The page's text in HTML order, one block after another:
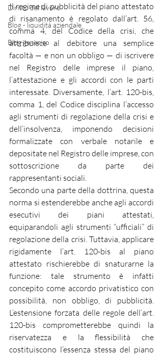
Diritto del lavoro
Blog - liquidità aziendale
Blog generico
Il regime di pubblicità del piano attestato
di risanamento è regolato dall’art. 56,
comma 4, del Codice della crisi, che
attribuisce al debitore una semplice
facoltà — e non un obbligo — di iscrivere
nel Registro delle imprese il piano,
l’attestazione e gli accordi con le parti
interessate. Diversamente, l’art. 120-bis,
comma 1, del Codice disciplina l’accesso
agli strumenti di regolazione della crisi e
dell’insolvenza, imponendo decisioni
formalizzate con verbale notarile e
depositate nel Registro delle imprese, con
sottoscrizione da parte dei
rappresentanti sociali.
Secondo una parte della dottrina, questa
norma si estenderebbe anche agli accordi
esecutivi dei piani attestati,
equiparandoli agli strumenti “ufficiali” di
regolazione della crisi. Tuttavia, applicare
rigidamente l’art. 120-bis al piano
attestato rischierebbe di snaturarne la
funzione: tale strumento è infatti
concepito come accordo privatistico con
possibilità, non obbligo, di pubblicità.
L’estensione forzata delle regole dell’art.
120-bis comprometterebbe quindi la
riservatezza e la flessibilità che
costituiscono l’essenza stessa del piano